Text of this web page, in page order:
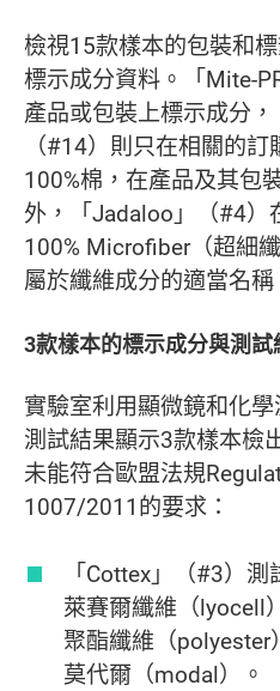
檢視15款樣本的包裝和
標示成分資料。「Mite-
產品或包裝上標示成分，
（#14）則只在相關的
100%棉，在產品及其包
外，「Jadaloo」（#4）
100% Microfiber（超細
屬於纖維成分的適當名稱
3款樣本的標示成分與測試
實驗室利用顯微鏡和化
測試結果顯示3款樣本檢
未能符合歐盟法規
1007/2011的要求：
「Cottex」（#3）
萊賽爾纖維（lyocell
聚酯纖維（
莫代爾（modal）。